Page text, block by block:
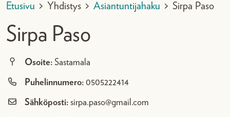
Etusivu > Yhdistys > Asiantuntijahaku > Sirpa Paso
Sirpa Paso
Osoite: Sastamala
Puhelinnumero: 0505222414
Sähköposti: sirpa.paso@gmail.com